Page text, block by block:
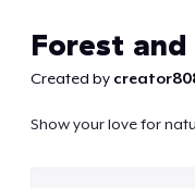
Forest
Created by
Show your love for